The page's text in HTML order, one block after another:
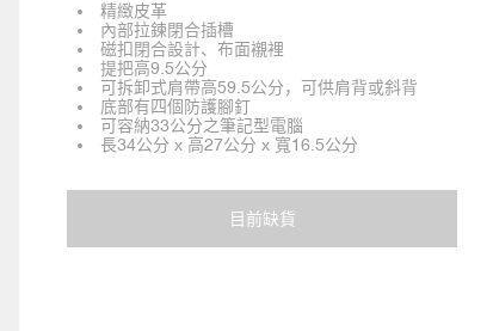
精緻皮革
內部拉鍊閉合插槽
磁扣閉合設計、布面襯裡
提把高9.5公分
可拆卸式肩帶高59.5公分，可供肩背或斜背
底部有四個防護腳釘
可容納33公分之筆記型電腦
長34公分 x 高27公分 x 寬16.5公分
目前缺貨